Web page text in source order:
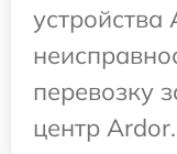
перевозку
центр Ardor.